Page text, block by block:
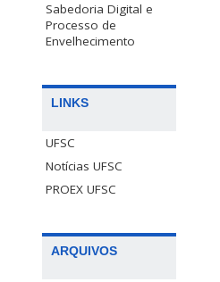
Sabedoria Digital e
Processo de
Envelhecimento
LINKS
UFSC
Notícias UFSC
PROEX UFSC
ARQUIVOS